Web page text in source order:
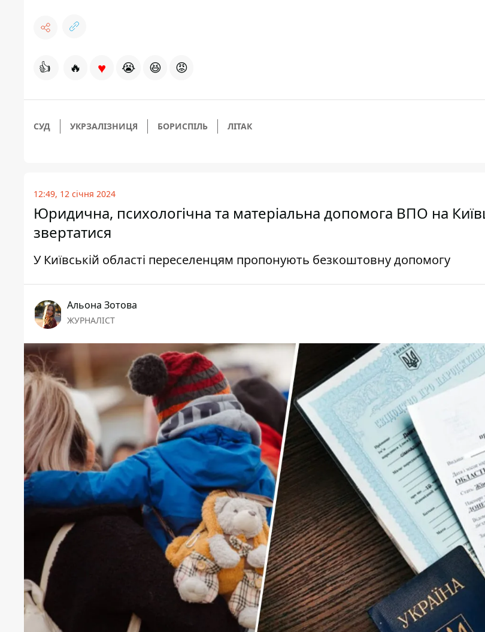
👍 🔥 ♥ 😭 😆 😡
СУД УКРЗАЛІЗНИЦЯ БОРИСПІЛЬ ЛІТАК
12:49, 12 січня 2024
Юридична, психологічна та матеріальна допомога ВПО на
звертатися
У Київській області переселенцям пропонують безкоштовну допомогу
Альона Зотова
ЖУРНАЛІСТ